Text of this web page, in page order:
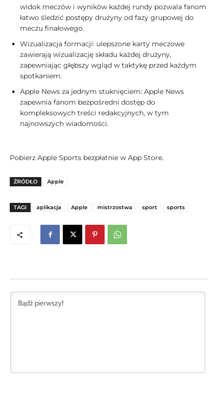
widok meczów i wyników każdej rundy pozwala fanom
łatwo śledzić postępy drużyny od fazy grupowej do
meczu finałowego.
Wizualizacja formacji: ulepszone karty meczowe
zawierają wizualizację składu każdej drużyny,
zapewniając głębszy wgląd w taktykę przed każdym
spotkaniem.
Apple News za jednym stuknięciem: Apple News
zapewnia fanom bezpośredni dostęp do
kompleksowych treści redakcyjnych, w tym
najnowszych wiadomości.
Pobierz Apple Sports bezpłatnie w App Store.
ŹRÓDŁO Apple
TAGI aplikacja Apple mistrzostwa sport sports